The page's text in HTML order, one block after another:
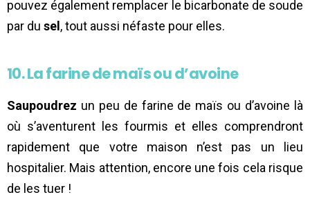
pouvez également remplacer le bicarbonate de soude
par du sel , tout aussi néfaste pour elles.
10. La farine de maïs ou d’avoine
Saupoudrez un peu de farine de maïs ou d’avoine là
où s’aventurent les fourmis et elles comprendront
rapidement que votre maison n’est pas un lieu
hospitalier. Mais attention, encore une fois cela risque
de les tuer !